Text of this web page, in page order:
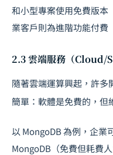
和小型專案使用免費版本
業客戶則為進階功能付費
2.3 雲端服務（Cloud/
隨著雲端運算興起，許多
簡單：軟體是免費的，但
以 MongoDB 為例，企業
MongoDB（免費但耗費